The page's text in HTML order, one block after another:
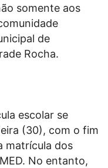
somente aos
de
Rocha.
escolar se
(30), com o fim
matrícula dos
No entanto,